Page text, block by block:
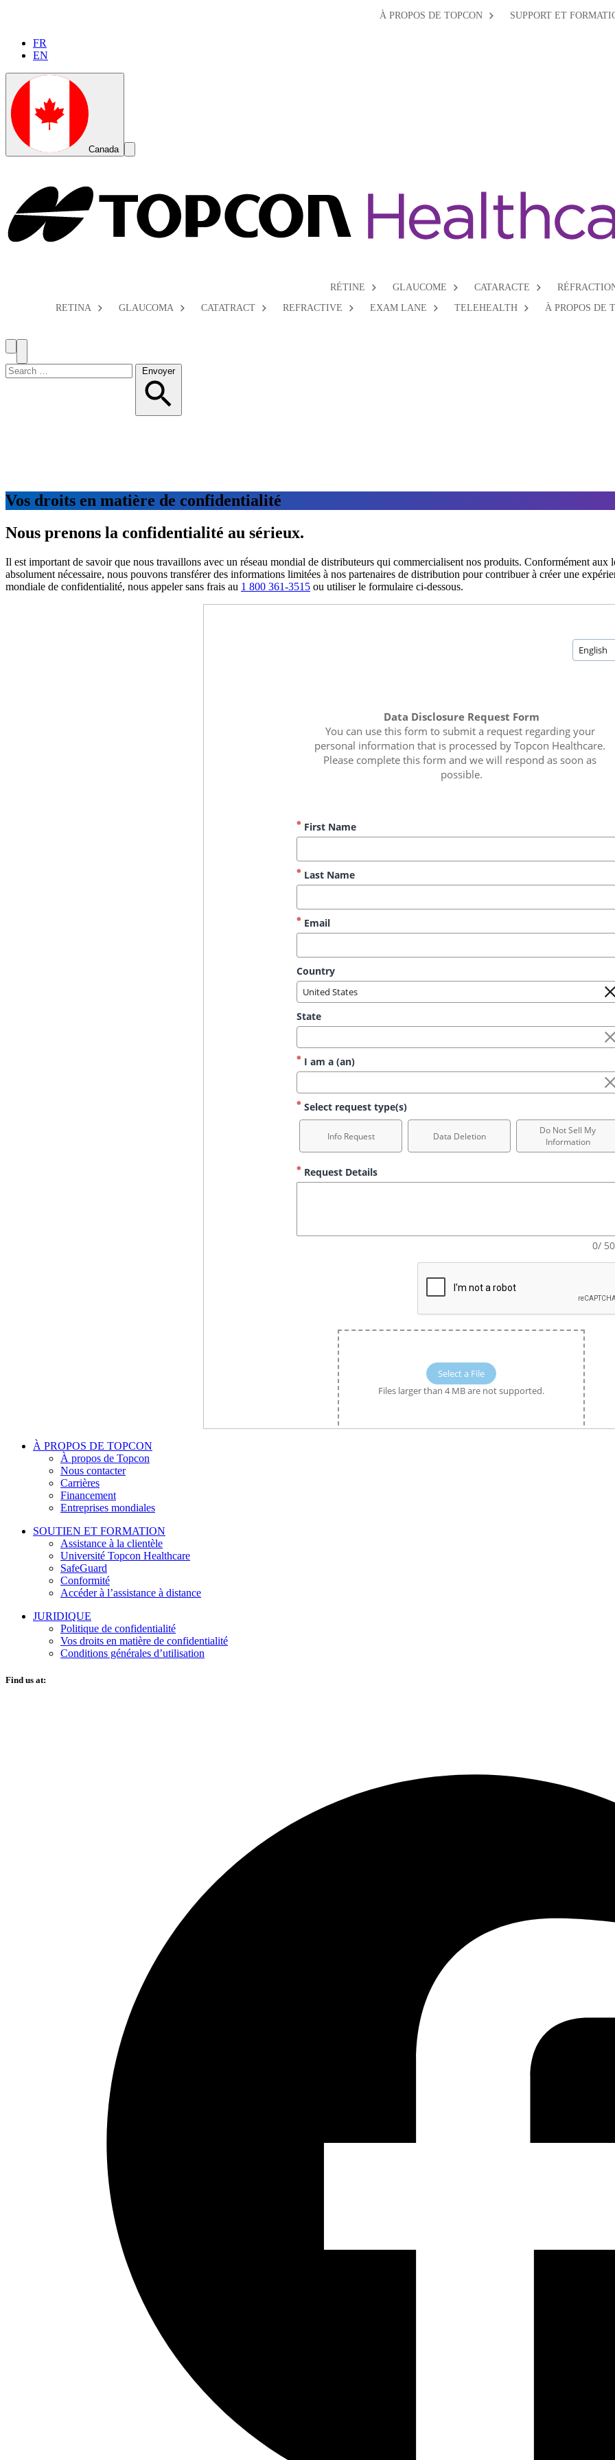
À PROPOS DE TOPCON SUPPORT ET
FR
EN
Canada
Search
RÉTINE GLAUCOME CATARACTE
RETINA
GLAUCOMA CATATRACT REFRACTIVE EXAM LANE TELEHEALTH À PROPOS DE
Search
Toggle
Menu
Chercher: Envoyer
Vos droits en matière de confidentialité
Nous prenons la confidentialité au sérieux.
Il est important de savoir que nous travaillons avec un réseau mondial de distributeurs qui commercialisent nos produits. Conformément
absolument nécessaire, nous pouvons transférer des informations limitées à nos partenaires de distribution pour contribuer à créer une
mondiale de confidentialité, nous appeler sans frais au 1 800 361-3515 ou utiliser le formulaire ci-dessous.
À PROPOS DE TOPCON
À propos de Topcon
Nous contacter
Carrières
Financement
Entreprises mondiales
SOUTIEN ET FORMATION
Assistance à la clientèle
Université Topcon Healthcare
SafeGuard
Conformité
Accéder à l’assistance à distance
JURIDIQUE
Politique de confidentialité
Vos droits en matière de confidentialité
Conditions générales d’utilisation
Find us at: